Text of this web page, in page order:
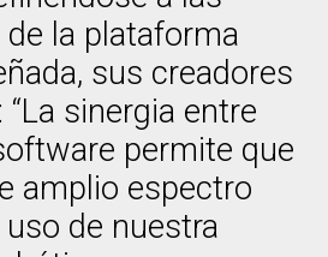
la plataforma
sus creadores
sinergia entre
permite que
amplio espectro
de nuestra